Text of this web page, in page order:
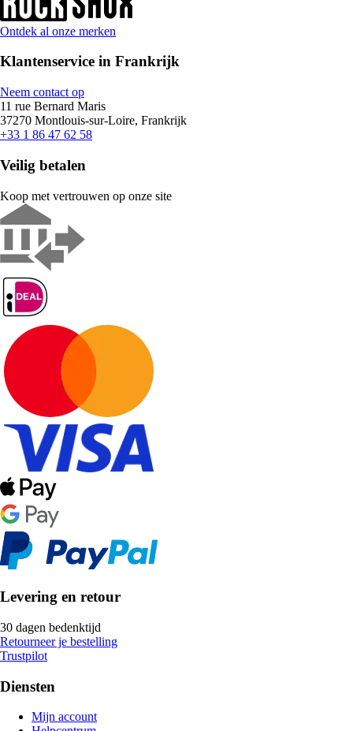
Ontdek al onze merken
Klantenservice in Frankrijk
Neem contact op
11 rue Bernard Maris
37270 Montlouis-sur-Loire, Frankrijk
+33 1 86 47 62 58
Veilig betalen
Koop met vertrouwen op onze site
Levering en retour
30 dagen bedenktijd
Retourneer je bestelling
Trustpilot
Diensten
Mijn account